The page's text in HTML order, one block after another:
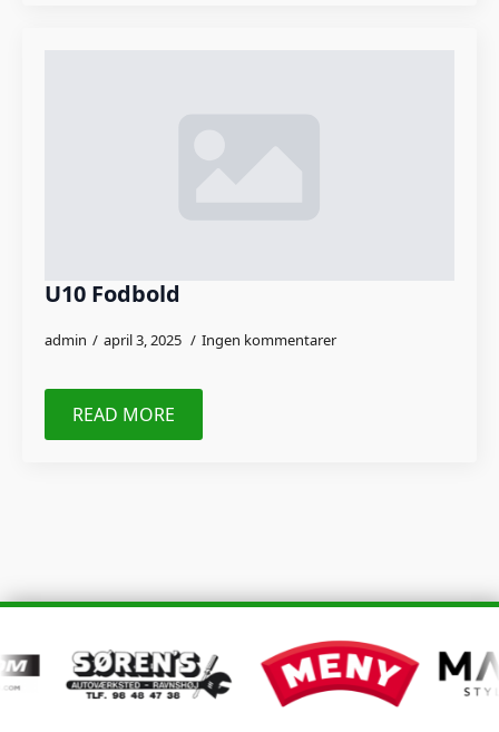
U10 Fodbold
admin april 3, 2025 Ingen kommentarer
READ MORE